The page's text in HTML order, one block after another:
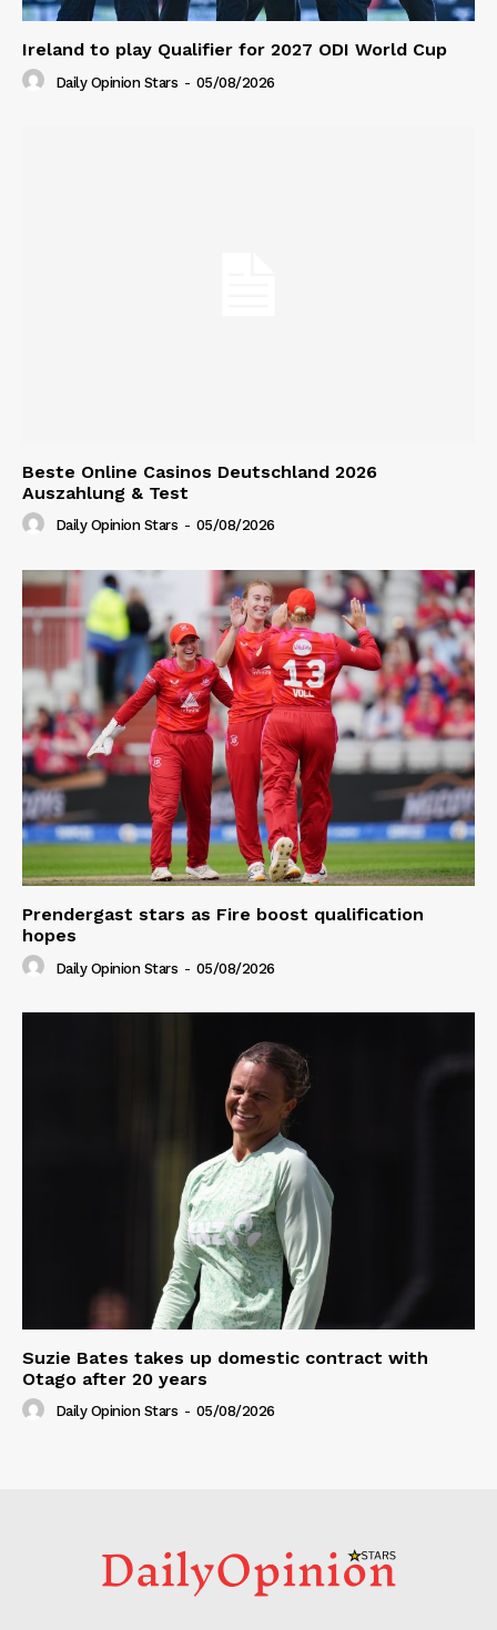
Ireland to play Qualifier for 2027 ODI World Cup
Daily Opinion Stars - 05/08/2026
Beste Online Casinos Deutschland 2026
Auszahlung & Test
Daily Opinion Stars - 05/08/2026
Prendergast stars as Fire boost qualification
hopes
Daily Opinion Stars - 05/08/2026
Suzie Bates takes up domestic contract with
Otago after 20 years
Daily Opinion Stars - 05/08/2026